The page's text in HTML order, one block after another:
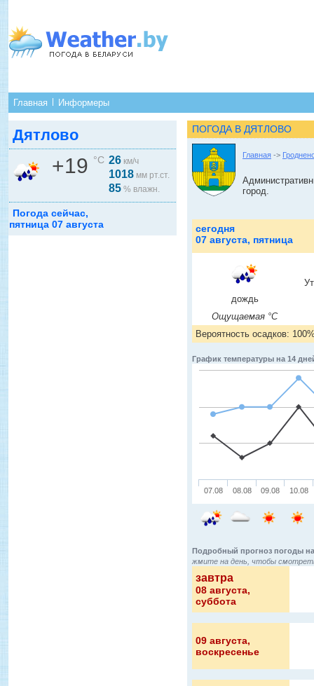
Главная Информеры
Дятлово
+19 °C 26 км/ч
1018 мм рт.ст.
85 % влажн.
Погода сейчас,
пятница 07 августа
ПОГОДА В ДЯТЛОВО
Главная ->
город.
сегодня
07 августа, пятница
дождь
Ощущаемая °C
Вероятность осадков:
График температуры на 14
07.08 08.08 09.08 10.08
Подробный прогноз погоды
жмите на день, чтобы
завтра
08 августа,
суббота
09 августа,
воскресенье